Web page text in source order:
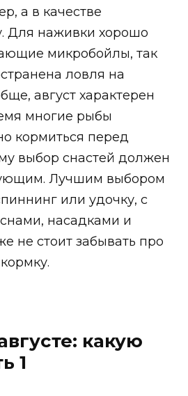
а в качестве
Для наживки хорошо
микробойлы, так
ловля на
август характерен
многие рыбы
кормиться перед
выбор снастей должен
Лучшим выбором
или удочку, с
насадками и
не стоит забывать про
какую
1